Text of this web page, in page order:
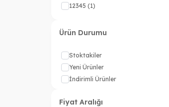
12345 (1)
Ürün Durumu
Stoktakiler
Yeni Ürünler
İndirimli Ürünler
Fiyat Aralığı